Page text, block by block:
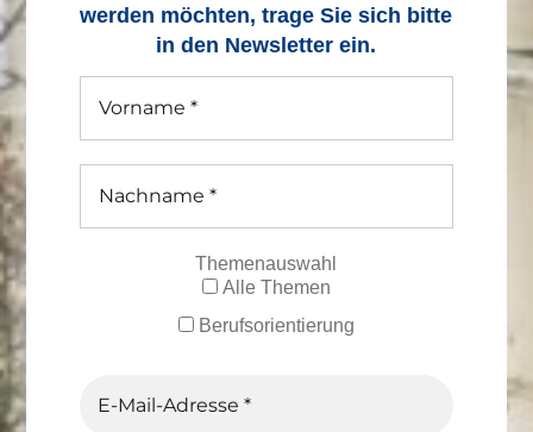
werden möchten, trage Sie sich bitte
in den Newsletter ein.
Themenauswahl
Alle Themen
Berufsorientierung